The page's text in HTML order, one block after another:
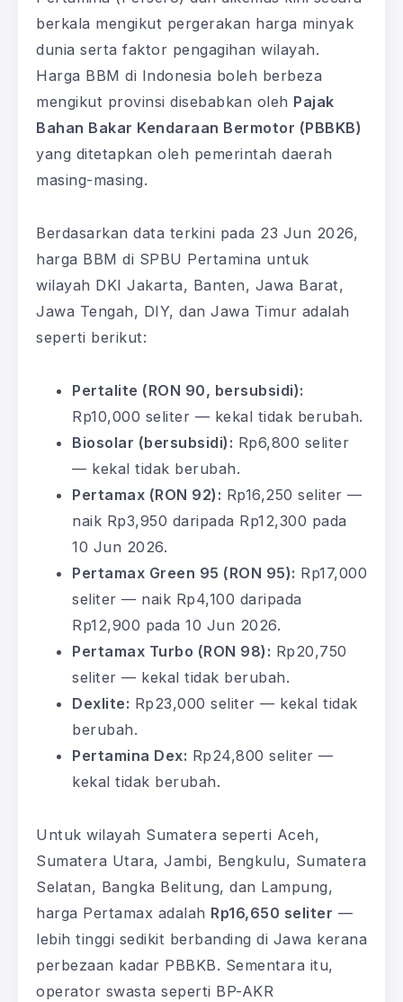
berkala mengikut pergerakan harga minyak
dunia serta faktor pengagihan wilayah.
Harga BBM di Indonesia boleh berbeza
mengikut provinsi disebabkan oleh Pajak
Bahan Bakar Kendaraan Bermotor (PBBKB)
yang ditetapkan oleh pemerintah daerah
masing-masing.
Berdasarkan data terkini pada 23 Jun 2026,
harga BBM di SPBU Pertamina untuk
wilayah DKI Jakarta, Banten, Jawa Barat,
Jawa Tengah, DIY, dan Jawa Timur adalah
seperti berikut:
Pertalite (RON 90, bersubsidi):
Rp10,000 seliter — kekal tidak berubah.
Biosolar (bersubsidi): Rp6,800 seliter
— kekal tidak berubah.
Pertamax (RON 92): Rp16,250 seliter —
naik Rp3,950 daripada Rp12,300 pada
10 Jun 2026.
Pertamax Green 95 (RON 95): Rp17,000
seliter — naik Rp4,100 daripada
Rp12,900 pada 10 Jun 2026.
Pertamax Turbo (RON 98): Rp20,750
seliter — kekal tidak berubah.
Dexlite: Rp23,000 seliter — kekal tidak
berubah.
Pertamina Dex: Rp24,800 seliter —
kekal tidak berubah.
Untuk wilayah Sumatera seperti Aceh,
Sumatera Utara, Jambi, Bengkulu, Sumatera
Selatan, Bangka Belitung, dan Lampung,
harga Pertamax adalah Rp16,650 seliter —
lebih tinggi sedikit berbanding di Jawa kerana
perbezaan kadar PBBKB. Sementara itu,
operator swasta seperti BP-AKR